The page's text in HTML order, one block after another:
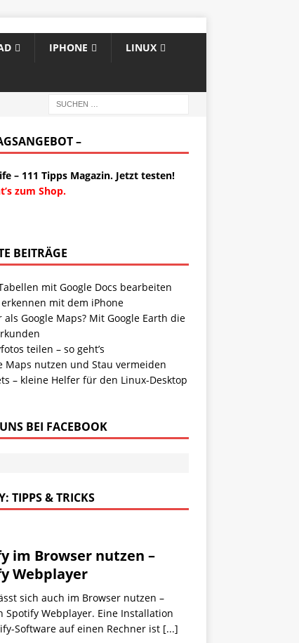
IPHONE LINUX
–
– 111 Tipps Magazin. Jetzt testen!
zum Shop.
BEITRÄGE
mit Google Docs bearbeiten
erkennen mit dem iPhone
als Google Maps? Mit Google Earth die
teilen – so geht’s
Maps nutzen und Stau vermeiden
– kleine Helfer für den Linux-Desktop
BEI FACEBOOK
TIPPS & TRICKS
im Browser nutzen –
Webplayer
sich auch im Browser nutzen –
Spotify Webplayer. Eine Installation
Software auf einen Rechner ist [...]